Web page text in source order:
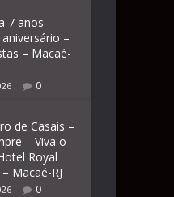
7 anos –
–
– Macaé-
0
de Casais –
– Viva o
Royal
Macaé-RJ
0